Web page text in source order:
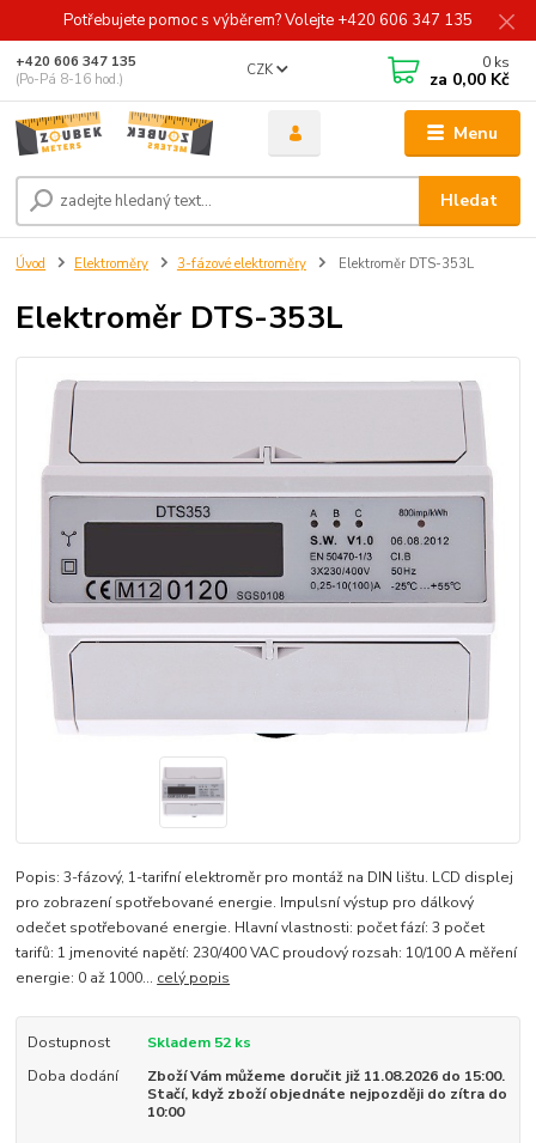
Potřebujete pomoc s výběrem? Volejte +420 606 347 135
Menu
CZK
Hledat
+420 606 347 135
(Po-Pá 8-16 hod.)
0 ks
za 0,00 Kč
Úvod Elektroměry 3-fázové elektroměry Elektroměr DTS-353L
Elektroměr DTS-353L
Popis: 3-fázový, 1-tarifní elektroměr pro montáž na DIN lištu. LCD displej
pro zobrazení spotřebované energie. Impulsní výstup pro dálkový
odečet spotřebované energie. Hlavní vlastnosti: počet fází: 3 počet
tarifů: 1 jmenovité napětí: 230/400 VAC proudový rozsah: 10/100 A měření
energie: 0 až 1000... celý popis
Dostupnost
Skladem 52 ks
Doba dodání
Zboží Vám můžeme doručit již 11.08.2026 do 15:00.
Stačí, když zboží objednáte nejpozději do zítra do
10:00